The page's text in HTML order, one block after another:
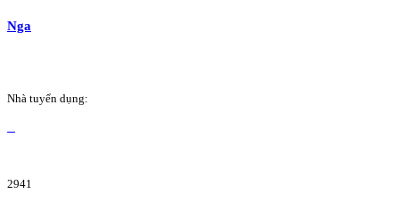
Nga
Nhà tuyển dụng:
2941